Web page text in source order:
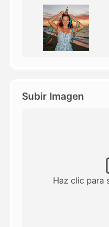
Foto AI
Otras herramientas
Subir Imagen
Haz clic para